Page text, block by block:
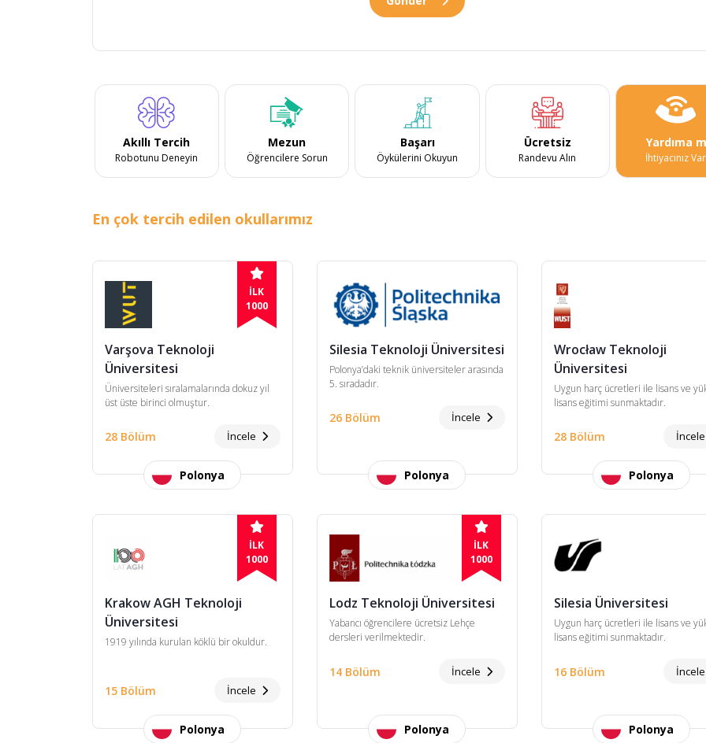
Akıllı Tercih
Robotunu Deneyin
Mezun
Öğrencilere Sorun
Başarı
Öykülerini Okuyun
Ücretsiz
Randevu Alın
Yardıma
İhtiyacınız
En çok tercih edilen okullarımız
İLK
1000
Varşova Teknoloji
Üniversitesi
Üniversiteleri sıralamalarında dokuz yıl
üst üste birinci olmuştur.
28 Bölüm İncele
Polonya
Silesia Teknoloji Üniversitesi
Polonya’daki teknik üniversiteler arasında
5. sıradadır.
26 Bölüm İncele
Polonya
Wrocław Teknoloji
Üniversitesi
Uygun harç ücretleri ile lisans ve
lisans eğitimi sunmaktadır.
28 Bölüm
Polonya
İLK
1000
Krakow AGH Teknoloji
Üniversitesi
1919 yılında kurulan köklü bir okuldur.
15 Bölüm İncele
Polonya
İLK
1000
Lodz Teknoloji Üniversitesi
Yabancı öğrencilere ücretsiz Lehçe
dersleri verilmektedir.
14 Bölüm İncele
Polonya
Silesia Üniversitesi
Uygun harç ücretleri ile lisans ve
lisans eğitimi sunmaktadır.
16 Bölüm
Polonya